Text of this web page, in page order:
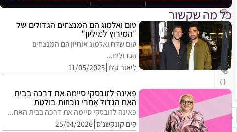
{}
[+]
שם
כל מה שקשור
טום ואלמוג הם המנצחים הגדולים של
"המירוץ למיליון"
טום שלח ואלמוג אוחיון הם המנצחים
הגדולים...
ליאור קלו 11/05/2026
פאינה לזובסקי סיימה את דרכה בבית
האח הגדול אחרי נוכחות בולטת
פאינה לזובסקי סיימה את דרכה בבית האח...
קים קונקשנ'ס 25/04/2026